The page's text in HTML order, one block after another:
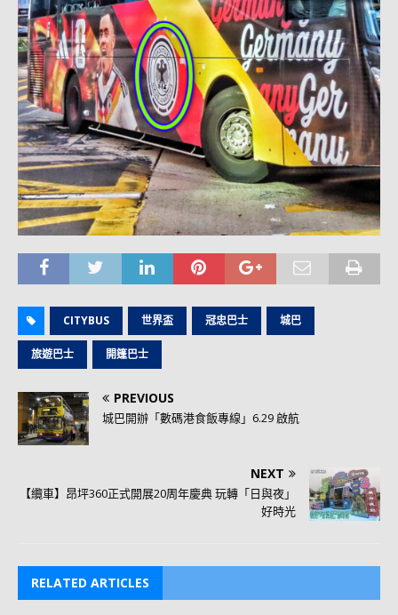
CITYBUS 世界盃 冠忠巴士 城巴
旅遊巴士 開篷巴士
PREVIOUS
城巴開辦「數碼港食飯專線」6.29 啟航
NEXT
【纜車】昂坪360正式開展20周年慶典 玩轉「日與夜」
好時光
RELATED ARTICLES